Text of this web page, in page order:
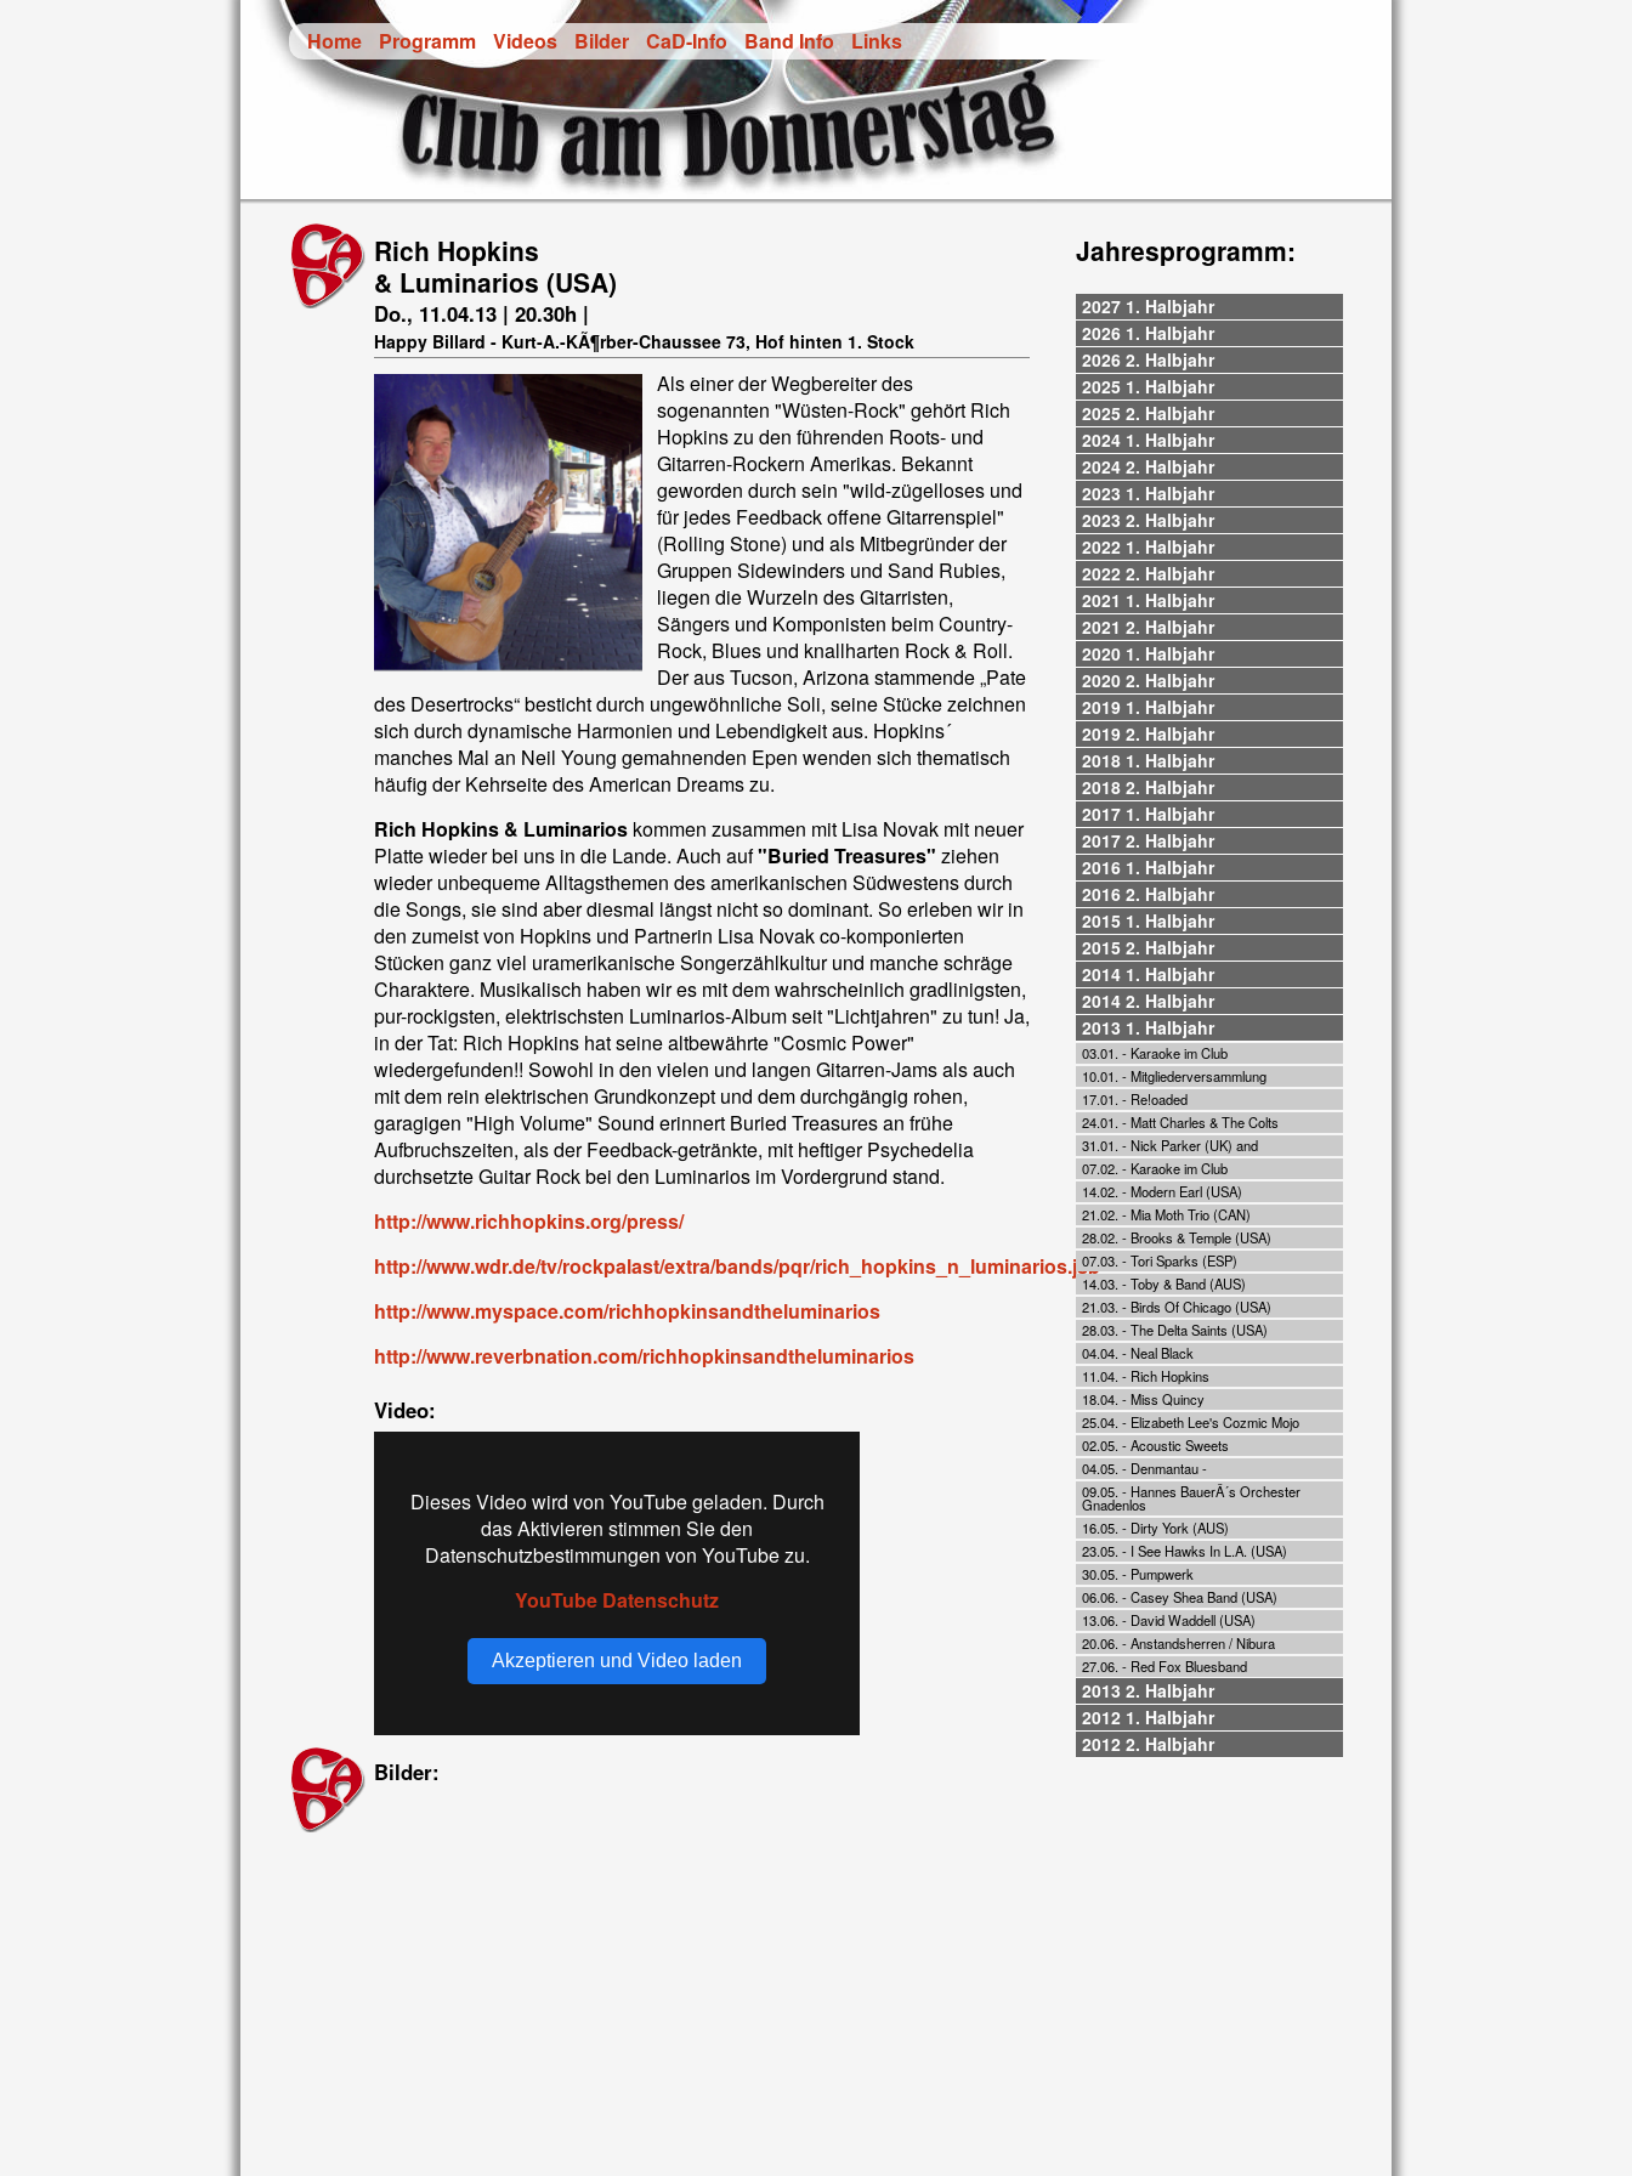
Home Programm Videos Bilder CaD-Info Band Info Links
Rich Hopkins
& Luminarios (USA)
Do., 11.04.13 | 20.30h |
Happy Billard - Kurt-A.-KÃ¶rber-Chaussee 73, Hof hinten 1. Stock
Als einer der Wegbereiter des
sogenannten "Wüsten-Rock" gehört Rich
Hopkins zu den führenden Roots- und
Gitarren-Rockern Amerikas. Bekannt
geworden durch sein "wild-zügelloses und
für jedes Feedback offene Gitarrenspiel"
(Rolling Stone) und als Mitbegründer der
Gruppen Sidewinders und Sand Rubies,
liegen die Wurzeln des Gitarristen,
Sängers und Komponisten beim Country-
Rock, Blues und knallharten Rock & Roll.
Der aus Tucson, Arizona stammende „Pate
des Desertrocks“ besticht durch ungewöhnliche Soli, seine Stücke zeichnen
sich durch dynamische Harmonien und Lebendigkeit aus. Hopkins´
manches Mal an Neil Young gemahnenden Epen wenden sich thematisch
häufig der Kehrseite des American Dreams zu.
Rich Hopkins & Luminarios kommen zusammen mit Lisa Novak mit neuer
Platte wieder bei uns in die Lande. Auch auf"Buried Treasures" ziehen
wieder unbequeme Alltagsthemen des amerikanischen Südwestens durch
die Songs, sie sind aber diesmal längst nicht so dominant. So erleben wir in
den zumeist von Hopkins und Partnerin Lisa Novak co-komponierten
Stücken ganz viel uramerikanische Songerzählkultur und manche schräge
Charaktere. Musikalisch haben wir es mit dem wahrscheinlich gradlinigsten,
pur-rockigsten, elektrischsten Luminarios-Album seit "Lichtjahren" zu tun! Ja,
in der Tat: Rich Hopkins hat seine altbewährte "Cosmic Power"
wiedergefunden!! Sowohl in den vielen und langen Gitarren-Jams als auch
mit dem rein elektrischen Grundkonzept und dem durchgängig rohen,
garagigen "High Volume" Sound erinnert Buried Treasures an frühe
Aufbruchszeiten, als der Feedback-getränkte, mit heftiger Psychedelia
durchsetzte Guitar Rock bei den Luminarios im Vordergrund stand.
http://www.richhopkins.org/press/
http://www.wdr.de/tv/rockpalast/extra/bands/pqr/rich_hopkins_n_luminarios.jsp
http://www.myspace.com/richhopkinsandtheluminarios
http://www.reverbnation.com/richhopkinsandtheluminarios
Video:
Dieses Video wird von YouTube geladen. Durch
das Aktivieren stimmen Sie den
Datenschutzbestimmungen von YouTube zu.
YouTube Datenschutz
Akzeptieren und Video laden
Bilder:
Jahresprogramm:
2027 1. Halbjahr
2026 1. Halbjahr
2026 2. Halbjahr
2025 1. Halbjahr
2025 2. Halbjahr
2024 1. Halbjahr
2024 2. Halbjahr
2023 1. Halbjahr
2023 2. Halbjahr
2022 1. Halbjahr
2022 2. Halbjahr
2021 1. Halbjahr
2021 2. Halbjahr
2020 1. Halbjahr
2020 2. Halbjahr
2019 1. Halbjahr
2019 2. Halbjahr
2018 1. Halbjahr
2018 2. Halbjahr
2017 1. Halbjahr
2017 2. Halbjahr
2016 1. Halbjahr
2016 2. Halbjahr
2015 1. Halbjahr
2015 2. Halbjahr
2014 1. Halbjahr
2014 2. Halbjahr
2013 1. Halbjahr
03.01. - Karaoke im Club
10.01. - Mitgliederversammlung
17.01. - Re!oaded
24.01. - Matt Charles & The Colts
31.01. - Nick Parker (UK) and
07.02. - Karaoke im Club
14.02. - Modern Earl (USA)
21.02. - Mia Moth Trio (CAN)
28.02. - Brooks & Temple (USA)
07.03. - Tori Sparks (ESP)
14.03. - Toby & Band (AUS)
21.03. - Birds Of Chicago (USA)
28.03. - The Delta Saints (USA)
04.04. - Neal Black
11.04. - Rich Hopkins
18.04. - Miss Quincy
25.04. - Elizabeth Lee's Cozmic Mojo
02.05. - Acoustic Sweets
04.05. - Denmantau -
09.05. - Hannes BauerÂ´s Orchester
Gnadenlos
16.05. - Dirty York (AUS)
23.05. - I See Hawks In L.A. (USA)
30.05. - Pumpwerk
06.06. - Casey Shea Band (USA)
13.06. - David Waddell (USA)
20.06. - Anstandsherren / Nibura
27.06. - Red Fox Bluesband
2013 2. Halbjahr
2012 1. Halbjahr
2012 2. Halbjahr